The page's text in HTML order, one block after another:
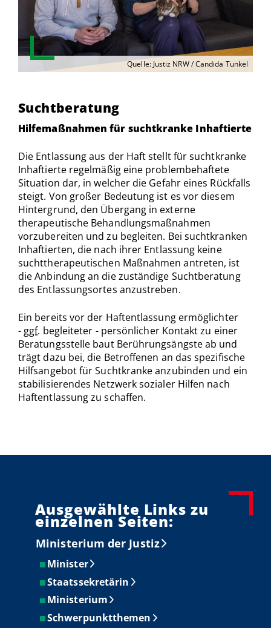
Quelle: Justiz NRW / Candida Tunkel
Suchtberatung
Hilfemaßnahmen für suchtkranke Inhaftierte
Die Entlassung aus der Haft stellt für suchtkranke
Inhaftierte regelmäßig eine problembehaftete
Situation dar, in welcher die Gefahr eines Rückfalls
steigt. Von großer Bedeutung ist es vor diesem
Hintergrund, den Übergang in externe
therapeutische Behandlungsmaßnahmen
vorzubereiten und zu begleiten. Bei suchtkranken
Inhaftierten, die nach ihrer Entlassung keine
suchttherapeutischen Maßnahmen antreten, ist
die Anbindung an die zuständige Suchtberatung
des Entlassungsortes anzustreben.
Ein bereits vor der Haftentlassung ermöglichter
- ggf. begleiteter - persönlicher Kontakt zu einer
Beratungsstelle baut Berührungsängste ab und
trägt dazu bei, die Betroffenen an das spezifische
Hilfsangebot für Suchtkranke anzubinden und ein
stabilisierendes Netzwerk sozialer Hilfen nach
Haftentlassung zu schaffen.
Ausgewählte Links zu
einzelnen Seiten:
Ministerium der Justiz
Minister
Staatssekretärin
Ministerium
Schwerpunktthemen